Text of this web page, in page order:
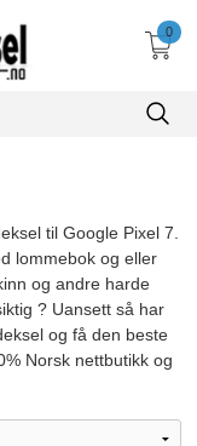
0
til Google Pixel 7.
lommebok og eller
og andre harde
? Uansett så har
og få den beste
Norsk nettbutikk og